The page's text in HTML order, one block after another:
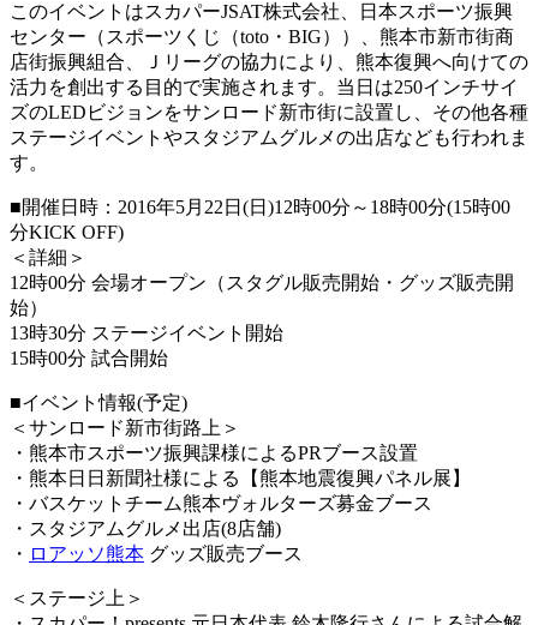
このイベントはスカパーJSAT株式会社、日本スポーツ振興
センター（スポーツくじ（toto・BIG））、熊本市新市街商
店街振興組合、Ｊリーグの協力により、熊本復興へ向けての
活力を創出する目的で実施されます。当日は250インチサイ
ズのLEDビジョンをサンロード新市街に設置し、その他各種
ステージイベントやスタジアムグルメの出店なども行われま
す。
■開催日時：2016年5月22日(日)12時00分～18時00分(15時00
分KICK OFF)
＜詳細＞
12時00分 会場オープン（スタグル販売開始・グッズ販売開
始）
13時30分 ステージイベント開始
15時00分 試合開始
■イベント情報(予定)
＜サンロード新市街路上＞
・熊本市スポーツ振興課様によるPRブース設置
・熊本日日新聞社様による【熊本地震復興パネル展】
・バスケットチーム熊本ヴォルターズ募金ブース
・スタジアムグルメ出店(8店舗)
・ ロアッソ熊本 グッズ販売ブース
＜ステージ上＞